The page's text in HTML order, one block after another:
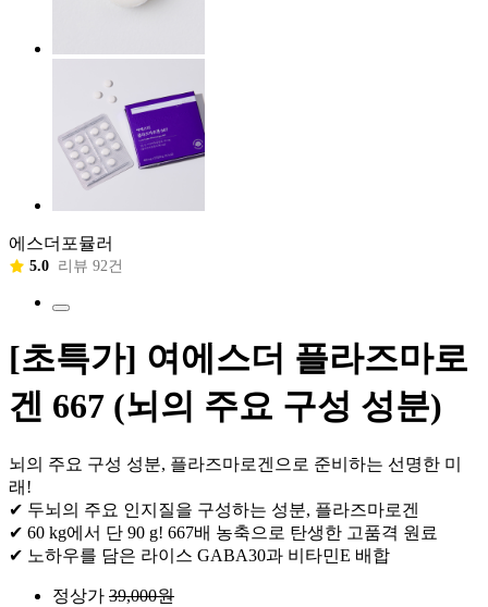
에스더포뮬러
5.0 리뷰 92건
[초특가] 여에스더 플라즈마로
겐 667 (뇌의 주요 구성 성분)
뇌의 주요 구성 성분, 플라즈마로겐으로 준비하는 선명한 미
래!
✔ 두뇌의 주요 인지질을 구성하는 성분, 플라즈마로겐
✔ 60 kg에서 단 90 g! 667배 농축으로 탄생한 고품격 원료
✔ 노하우를 담은 라이스 GABA30과 비타민E 배합
정상가 39,000원